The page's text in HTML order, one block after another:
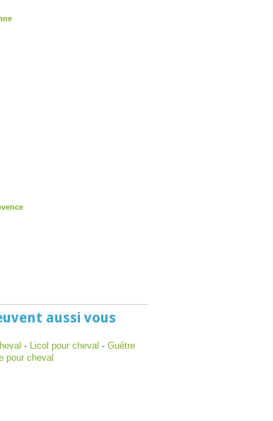
aussi vous
- Licol pour cheval - Guêtre
pour cheval